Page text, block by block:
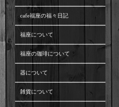
cafe福座の福々日記
福座について
福座の珈琲について
器について
雑貨について